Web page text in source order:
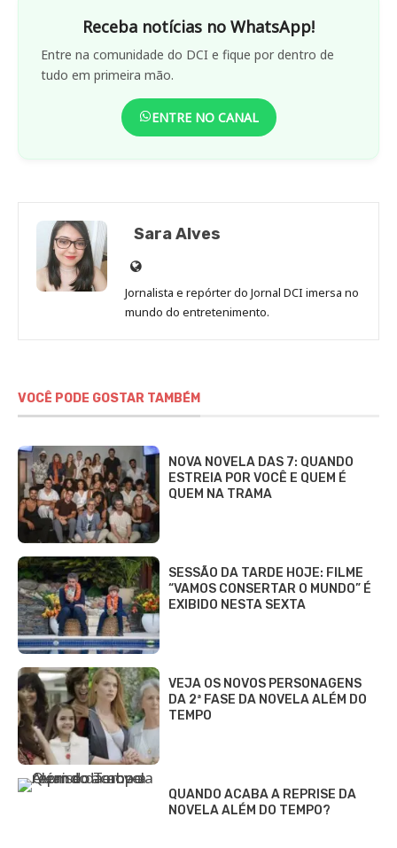
Receba notícias no WhatsApp!
Entre na comunidade do DCI e fique por dentro de
tudo em primeira mão.
ENTRE NO CANAL
Sara Alves
Site
de
Sara
Jornalista e repórter do Jornal DCI imersa no
mundo do entretenimento.
VOCÊ PODE GOSTAR TAMBÉM
NOVA NOVELA DAS 7: QUANDO
ESTREIA POR VOCÊ E QUEM É
QUEM NA TRAMA
SESSÃO DA TARDE HOJE: FILME
“VAMOS CONSERTAR O MUNDO” É
EXIBIDO NESTA SEXTA
VEJA OS NOVOS PERSONAGENS
DA 2ª FASE DA NOVELA ALÉM DO
TEMPO
QUANDO ACABA A REPRISE DA
NOVELA ALÉM DO TEMPO?